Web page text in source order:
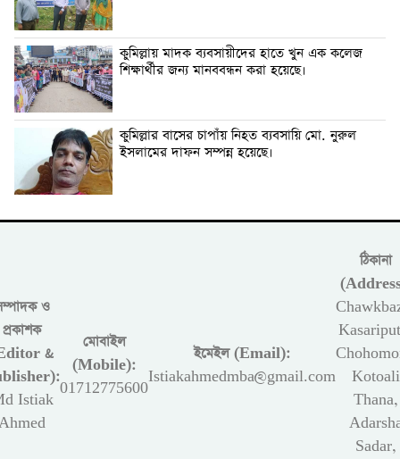
কুমিল্লায় মাদক ব্যবসায়ীদের হাতে খুন এক কলেজ
শিক্ষার্থীর জন্য মানববন্ধন করা হয়েছে।
কুমিল্লার বাসের চাপাঁয় নিহত ব্যবসায়ি মো. নুরুল
ইসলামের দাফন সম্পন্ন হয়েছে।
ও
প্রকাশক
&
Istiak
মোবাইল
(Mobile):
01712775600
ইমেইল (Email):
Istiakahmedmba@gmail.com
ঠিকানা
Kotoali
Thana,
Sadar,